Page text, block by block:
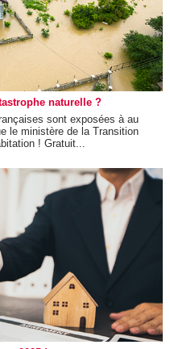
naturelle ?
sont exposées à au
le ministère de la Transition
! Gratuit...